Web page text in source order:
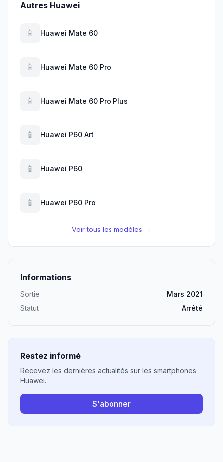
Autres Huawei
📱 Huawei Mate 60
📱 Huawei Mate 60 Pro
📱 Huawei Mate 60 Pro Plus
📱 Huawei P60 Art
📱 Huawei P60
📱 Huawei P60 Pro
Voir tous les modèles →
Informations
Sortie
Mars 2021
Statut
Arrêté
Restez informé
Recevez les dernières actualités sur les smartphones
Huawei.
S'abonner